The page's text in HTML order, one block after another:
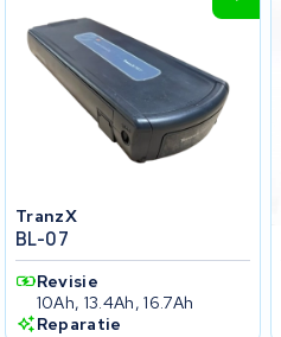
TranzX
BL-07
Revisie
10Ah, 13.4Ah, 16.7Ah
Reparatie